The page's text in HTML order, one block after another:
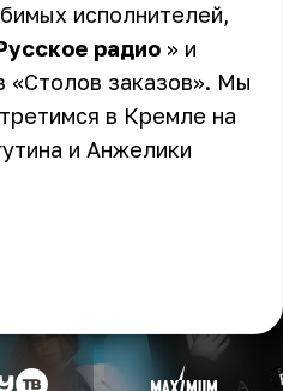
исполнителей,
радио » и
«Столов заказов». Мы
в Кремле на
и Анжелики